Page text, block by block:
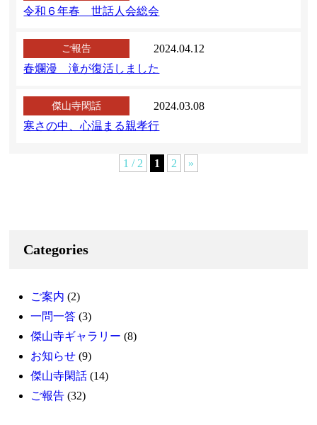
令和６年春 世話人会総会
ご報告
2024.04.12
春爛漫 滝が復活しました
傑山寺閑話
2024.03.08
寒さの中、心温まる親孝行
1 / 2 1 2 »
Categories
ご案内 (2)
一問一答 (3)
傑山寺ギャラリー (8)
お知らせ (9)
傑山寺閑話 (14)
ご報告 (32)